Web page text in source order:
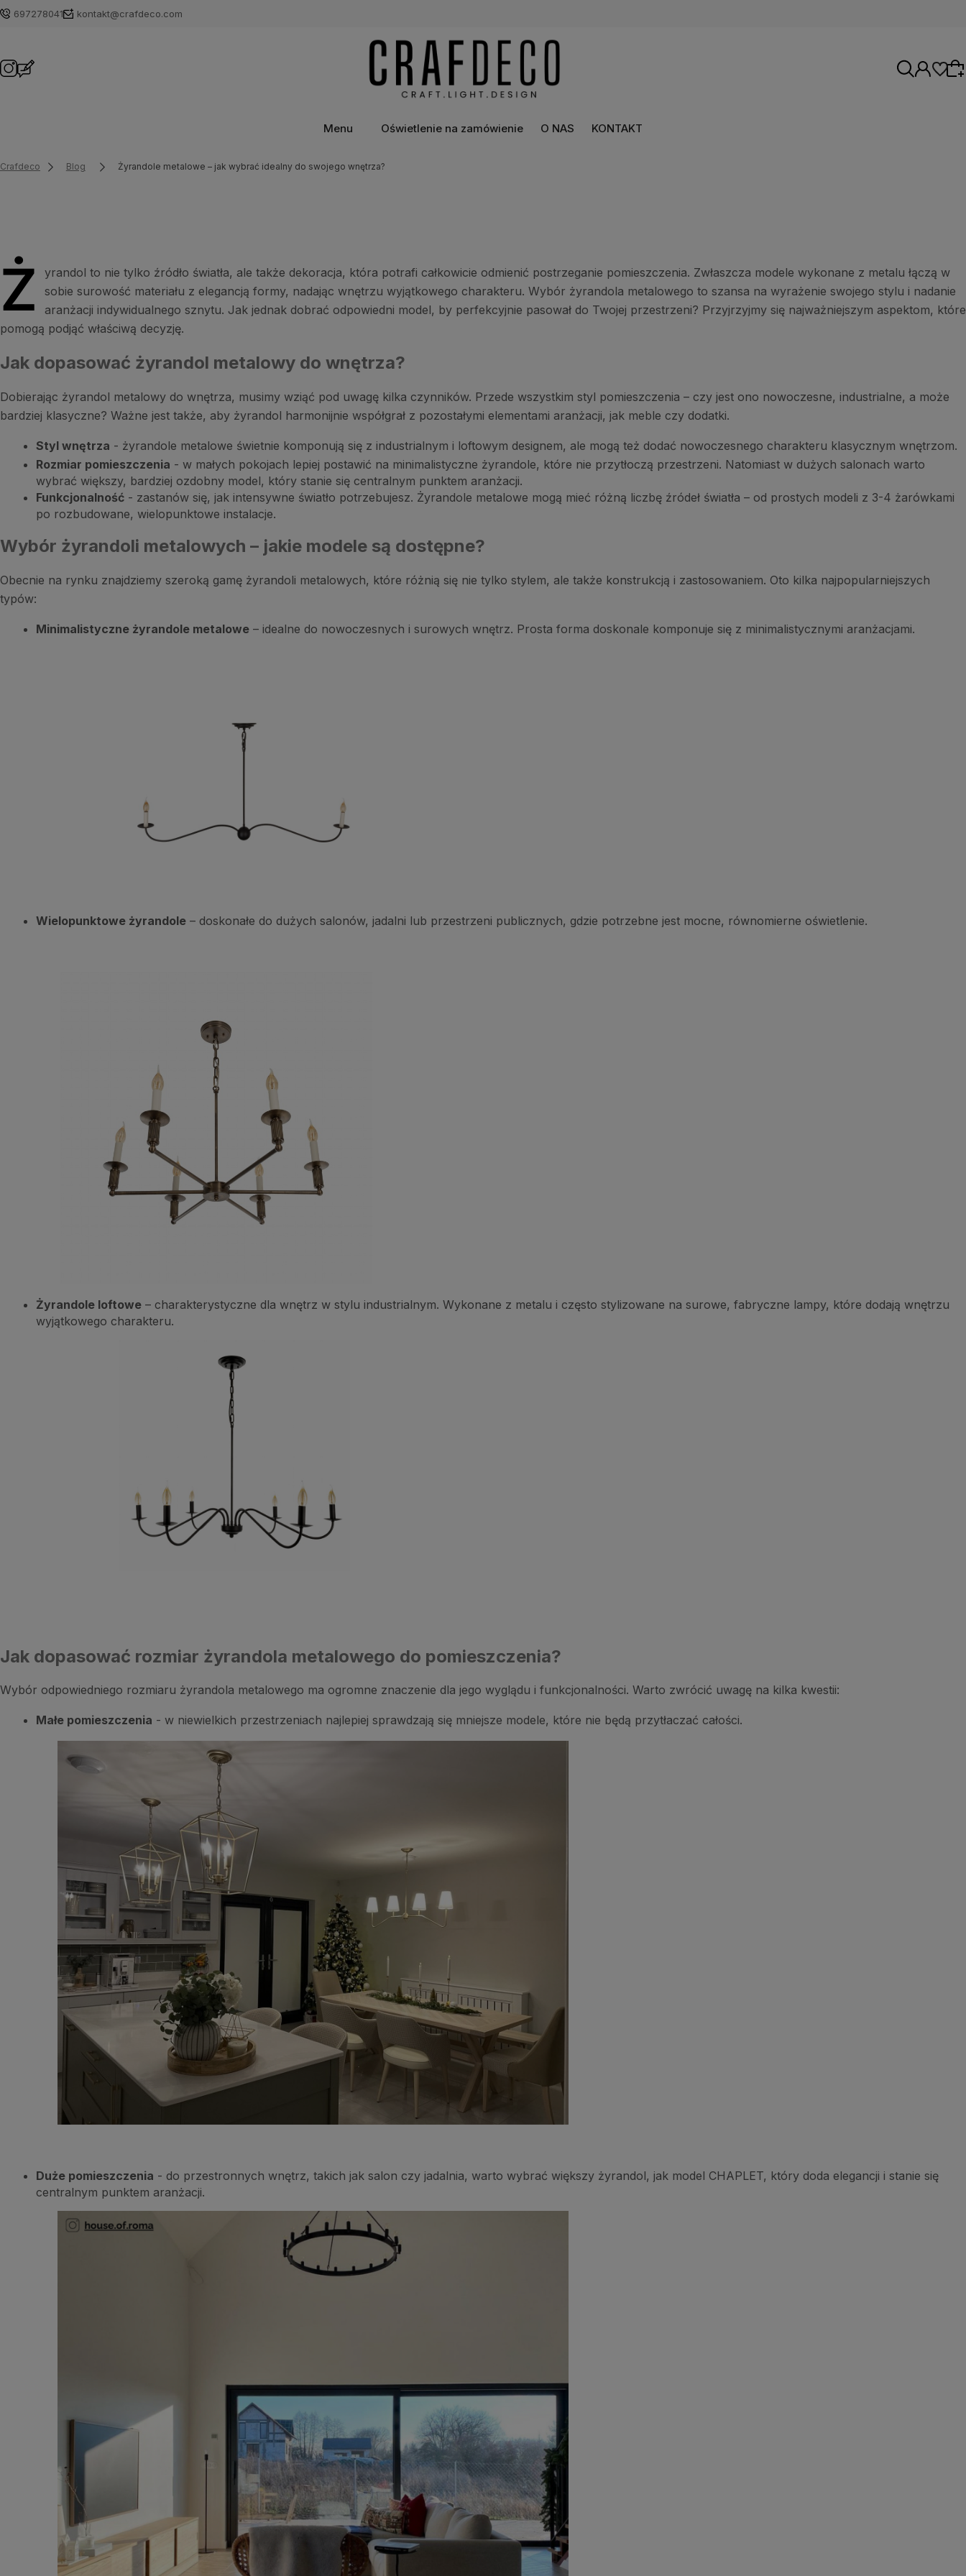
697278041 kontakt@crafdeco.com
Menu Oświetlenie na zamówienie O NAS KONTAKT
Crafdeco Blog Żyrandole metalowe – jak wybrać idealny do swojego wnętrza?
Ż
yrandol to nie tylko źródło światła, ale także dekoracja, która potrafi całkowicie odmienić postrzeganie pomieszczenia. Zwłaszcza modele wykonane z metalu łączą w
sobie surowość materiału z elegancją formy, nadając wnętrzu wyjątkowego charakteru. Wybór żyrandola metalowego to szansa na wyrażenie swojego stylu i nadanie
aranżacji indywidualnego sznytu. Jak jednak dobrać odpowiedni model, by perfekcyjnie pasował do Twojej przestrzeni? Przyjrzyjmy się najważniejszym aspektom, które
pomogą podjąć właściwą decyzję.
Jak dopasować żyrandol metalowy do wnętrza?
Dobierając żyrandol metalowy do wnętrza, musimy wziąć pod uwagę kilka czynników. Przede wszystkim styl pomieszczenia – czy jest ono nowoczesne, industrialne, a może
bardziej klasyczne? Ważne jest także, aby żyrandol harmonijnie współgrał z pozostałymi elementami aranżacji, jak meble czy dodatki.
Styl wnętrza - żyrandole metalowe świetnie komponują się z industrialnym i loftowym designem, ale mogą też dodać nowoczesnego charakteru klasycznym wnętrzom.
Rozmiar pomieszczenia - w małych pokojach lepiej postawić na minimalistyczne żyrandole, które nie przytłoczą przestrzeni. Natomiast w dużych salonach warto
wybrać większy, bardziej ozdobny model, który stanie się centralnym punktem aranżacji.
Funkcjonalność - zastanów się, jak intensywne światło potrzebujesz. Żyrandole metalowe mogą mieć różną liczbę źródeł światła – od prostych modeli z 3-4 żarówkami
po rozbudowane, wielopunktowe instalacje.
Wybór żyrandoli metalowych – jakie modele są dostępne?
Obecnie na rynku znajdziemy szeroką gamę żyrandoli metalowych, które różnią się nie tylko stylem, ale także konstrukcją i zastosowaniem. Oto kilka najpopularniejszych
typów:
Minimalistyczne żyrandole metalowe – idealne do nowoczesnych i surowych wnętrz. Prosta forma doskonale komponuje się z minimalistycznymi aranżacjami.
Wielopunktowe żyrandole – doskonałe do dużych salonów, jadalni lub przestrzeni publicznych, gdzie potrzebne jest mocne, równomierne oświetlenie.
Żyrandole loftowe – charakterystyczne dla wnętrz w stylu industrialnym. Wykonane z metalu i często stylizowane na surowe, fabryczne lampy, które dodają wnętrzu
wyjątkowego charakteru.
Jak dopasować rozmiar żyrandola metalowego do pomieszczenia?
Wybór odpowiedniego rozmiaru żyrandola metalowego ma ogromne znaczenie dla jego wyglądu i funkcjonalności. Warto zwrócić uwagę na kilka kwestii:
Małe pomieszczenia - w niewielkich przestrzeniach najlepiej sprawdzają się mniejsze modele, które nie będą przytłaczać całości.
Duże pomieszczenia - do przestronnych wnętrz, takich jak salon czy jadalnia, warto wybrać większy żyrandol, jak model CHAPLET, który doda elegancji i stanie się
centralnym punktem aranżacji.